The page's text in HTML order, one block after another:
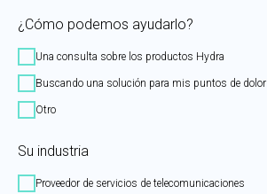
¿Cómo podemos ayudarlo?
Una consulta sobre los productos Hydra
Buscando una solución para mis puntos de dolor
Otro
Su industria
Proveedor de servicios de telecomunicaciones